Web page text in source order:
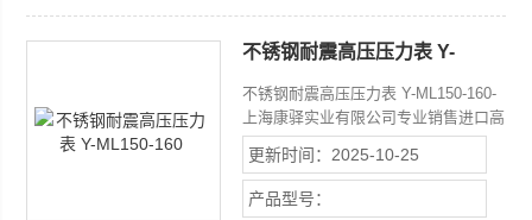
不锈钢耐震高压压力表 Y-
不锈钢耐震高压压力表 Y-ML150-160-
上海康驿实业有限公司专业销售进口高
压压力表高精度等级一般压力表系列，
一般压力表量程广，品种型号多，特性
优良，螺纹规格齐全
更新时间：2025-10-25
产品型号：